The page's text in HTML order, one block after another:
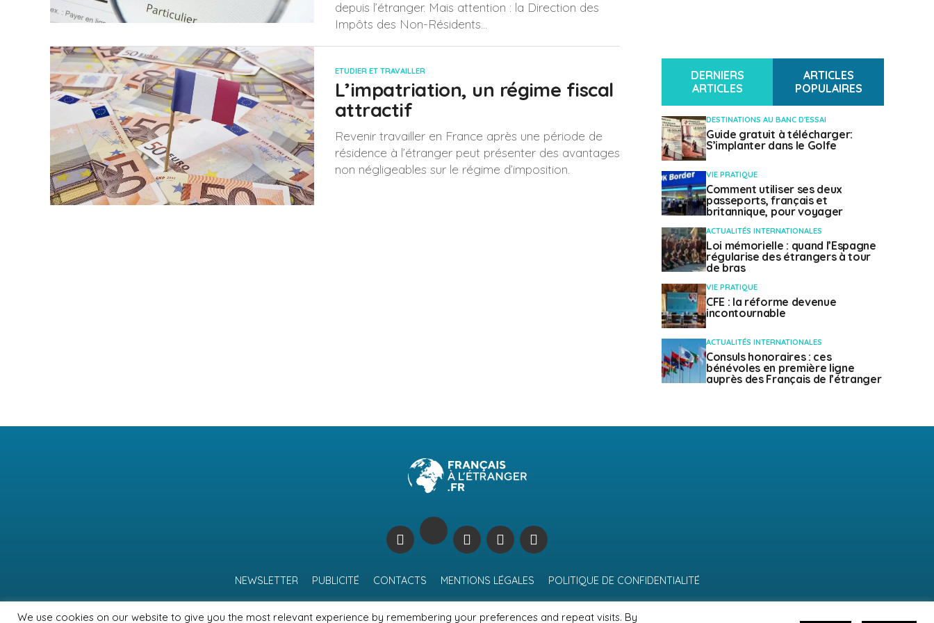
depuis l’étranger. Mais attention : la Direction des
Impôts des Non-Résidents...
ETUDIER ET TRAVAILLER
L’impatriation, un régime fiscal
attractif
Revenir travailler en France après une période de
résidence à l’étranger peut présenter des avantages
non négligeables sur le régime d’imposition.
DERNIERS
ARTICLES
ARTICLES
POPULAIRES
DESTINATIONS AU BANC D'ESSAI
Guide gratuit à télécharger:
S’implanter dans le Golfe
VIE PRATIQUE
Comment utiliser ses deux
passeports, français et
britannique, pour voyager
ACTUALITÉS INTERNATIONALES
Loi mémorielle : quand l’Espagne
régularise des étrangers à tour
de bras
VIE PRATIQUE
CFE : la réforme devenue
incontournable
ACTUALITÉS INTERNATIONALES
Consuls honoraires : ces
bénévoles en première ligne
auprès des Français de l’étranger
NEWSLETTER PUBLICITÉ CONTACTS MENTIONS LÉGALES POLITIQUE DE CONFIDENTIALITÉ
We use cookies on our website to give you the most relevant experience by remembering your preferences and repeat visits. By